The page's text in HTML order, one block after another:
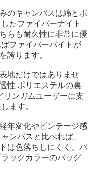
のキャンバスは綿とポ
たファイバーナイト
らも耐久性に非常に優
ファイバーバイトが
誇ります。
地だけではありませ
性 ポリエステルの裏
ンガムユーザーに支
ます。
年変化やビンテージ感
ンバスと比べれば、
は色落ちしにくく、バ
ックカラーのバッグ